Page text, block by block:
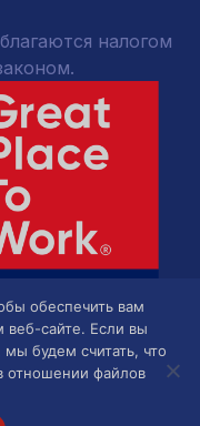
налогом
обеспечить вам
веб-сайте. Если вы
мы будем считать, что
отношении файлов